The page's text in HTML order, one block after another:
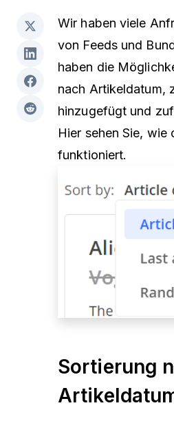
Wir haben viele
von Feeds und
haben die
nach Artikeldatum,
hinzugefügt und
Hier sehen Sie, wie
funktioniert.
Sortierung